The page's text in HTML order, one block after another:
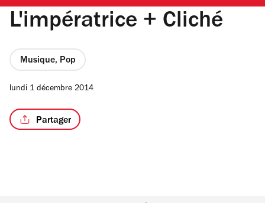
L'impératrice + Cliché
Musique, Pop
lundi 1 décembre 2014
Partager